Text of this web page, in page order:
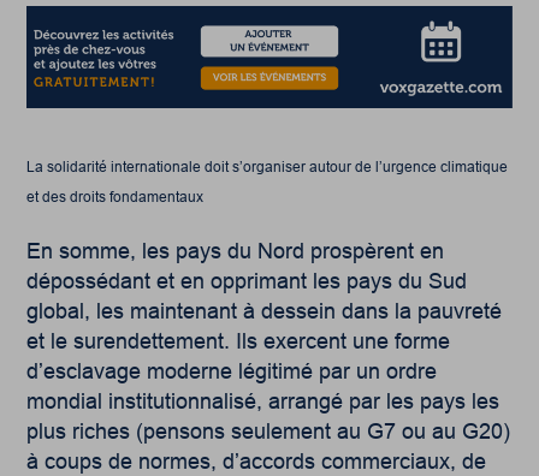
La solidarité internationale doit s’organiser autour de l’urgence climatique
et des droits fondamentaux
En somme, les pays du Nord prospèrent en
dépossédant et en opprimant les pays du Sud
global, les maintenant à dessein dans la pauvreté
et le surendettement. Ils exercent une forme
d’esclavage moderne légitimé par un ordre
mondial institutionnalisé, arrangé par les pays les
plus riches (pensons seulement au G7 ou au G20)
à coups de normes, d’accords commerciaux, de